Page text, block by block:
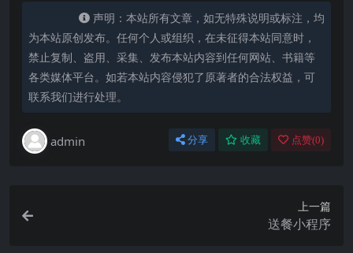
声明：本站所有文章，如无特殊说明或标注，均
为本站原创发布。任何个人或组织，在未征得本站同意时，
禁止复制、盗用、采集、发布本站内容到任何网站、书籍等
各类媒体平台。如若本站内容侵犯了原著者的合法权益，可
联系我们进行处理。
admin 分享 收藏 点赞(0)
上一篇
送餐小程序